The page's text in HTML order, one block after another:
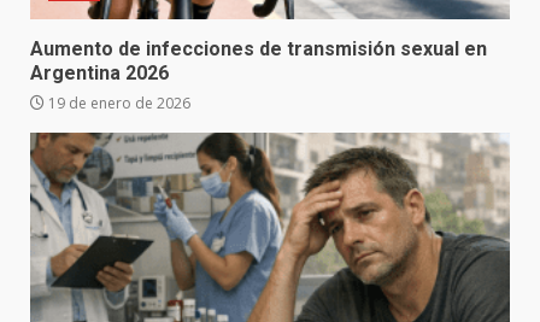
Aumento de infecciones de transmisión sexual en
Argentina 2026
19 de enero de 2026